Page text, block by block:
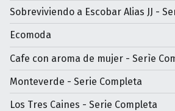
Sobreviviendo a Escobar Alias JJ -
Ecomoda
Cafe con aroma de mujer - Serìe
Monteverde - Serie Completa
Los Tres Caines - Serie Completa